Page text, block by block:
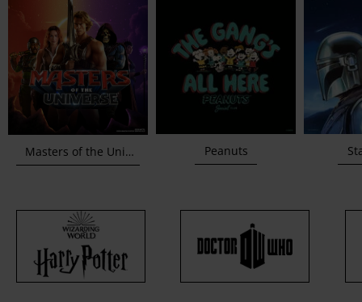
Masters of the Universe Peanuts